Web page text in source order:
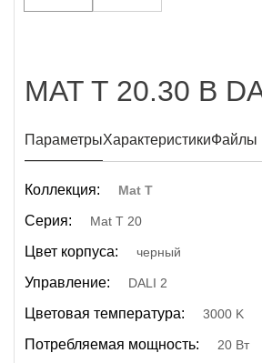
MAT T 20.30 B
ПараметрыХарактеристикиФайлы
Коллекция: Mat T
Серия: Mat T 20
Цвет корпуса: черный
Управление: DALI 2
Цветовая температура: 3000 K
Потребляемая мощность: 20 Вт